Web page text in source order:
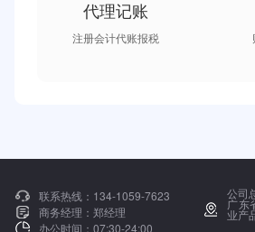
代理记账
注册会计代账报税
联系热线： 134-1059-7623
商务经理： 郑经理
办公时间： 07:30-24:00
公司
广东
业产